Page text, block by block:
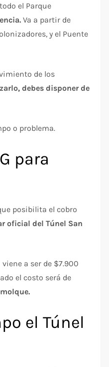
el Parque
Va a partir de
y el Puente
de los
debes disponer de
o problema.
para
posibilita el cobro
oficial del Túnel San
viene a ser de $7.900
el costo será de
el Túnel